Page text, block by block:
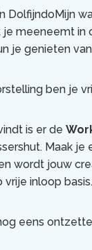
DolfijndoMijn
meeneemt in
je genieten
ben je
is er de
Maak
wordt jouw
inloop
eens